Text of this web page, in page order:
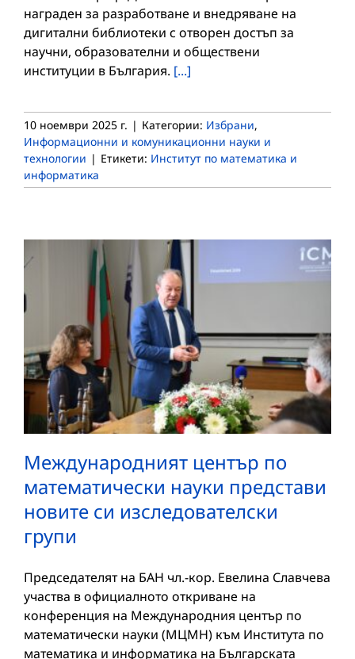
награден за разработване и внедряване на
дигитални библиотеки с отворен достъп за
научни, образователни и обществени
институции в България. [...]
10 ноември 2025 г. | Категории: Избрани,
Информационни и комуникационни науки и
технологии | Етикети: Институт по математика и
информатика
Международният център по
математически науки представи
новите си изследователски
групи
Председателят на БАН чл.-кор. Евелина Славчева
участва в официалното откриване на
конференция на Международния център по
математически науки (МЦМН) към Института по
математика и информатика на Българската